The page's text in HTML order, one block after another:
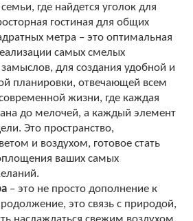
где найдется уголок для
гостиная для общих
метра – это оптимальная
самых смелых
для создания удобной и
планировки, отвечающей всем
жизни, где каждая
до мелочей, а каждый элемент
Это пространство,
и воздухом, готовое стать
ваших самых
– это не просто дополнение к
это связь с природой,